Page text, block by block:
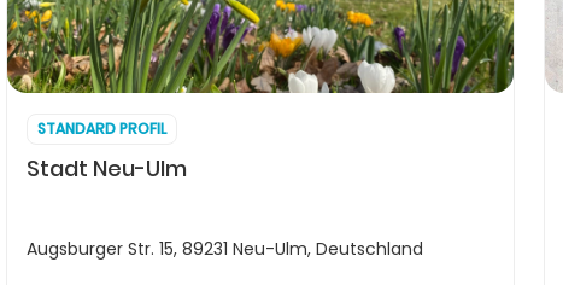
STANDARD PROFIL
Stadt Neu-Ulm
Augsburger Str. 15, 89231 Neu-Ulm, Deutschland